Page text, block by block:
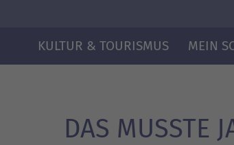
KULTUR & TOURISMUS MEIN
DAS MUSSTE